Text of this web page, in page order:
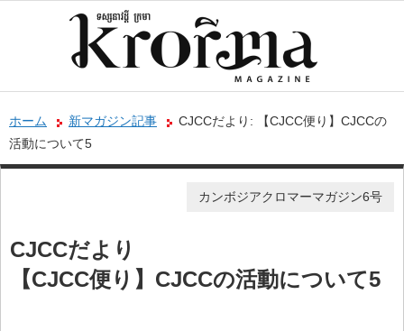
ホーム 新マガジン記事
CJCCだより: 【CJCC便り】CJCCの
活動について5
カンボジアクロマーマガジン6号
CJCCだより
【CJCC便り】CJCCの活動について5